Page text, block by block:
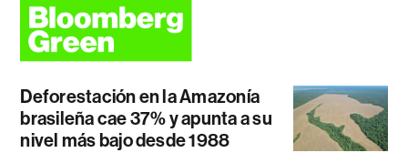
Deforestación en la Amazonía
brasileña cae 37% y apunta a su
nivel más bajo desde 1988